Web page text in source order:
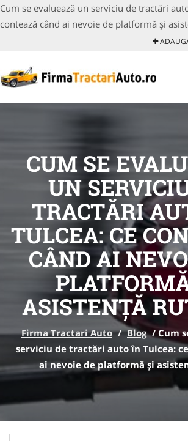
Cum se evaluează un serviciu de tractări
contează când ai nevoie de platformă și
CUM SE
UN
TRACTĂRI
TULCEA: CE
CÂND AI
ASISTENȚĂ
Firma Tractari Auto / Blog / Cum
serviciu de tractări auto în Tulcea:
ai nevoie de platformă și